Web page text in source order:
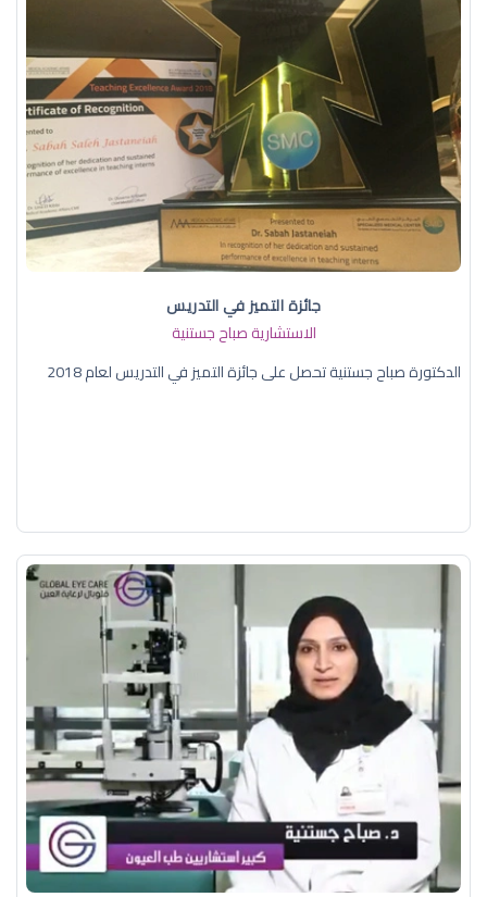
جائزة التميز في التدريس
الاستشارية صباح جستنية
الدكتورة صباح جستنية تحصل على جائزة التميز في التدريس لعام 2018